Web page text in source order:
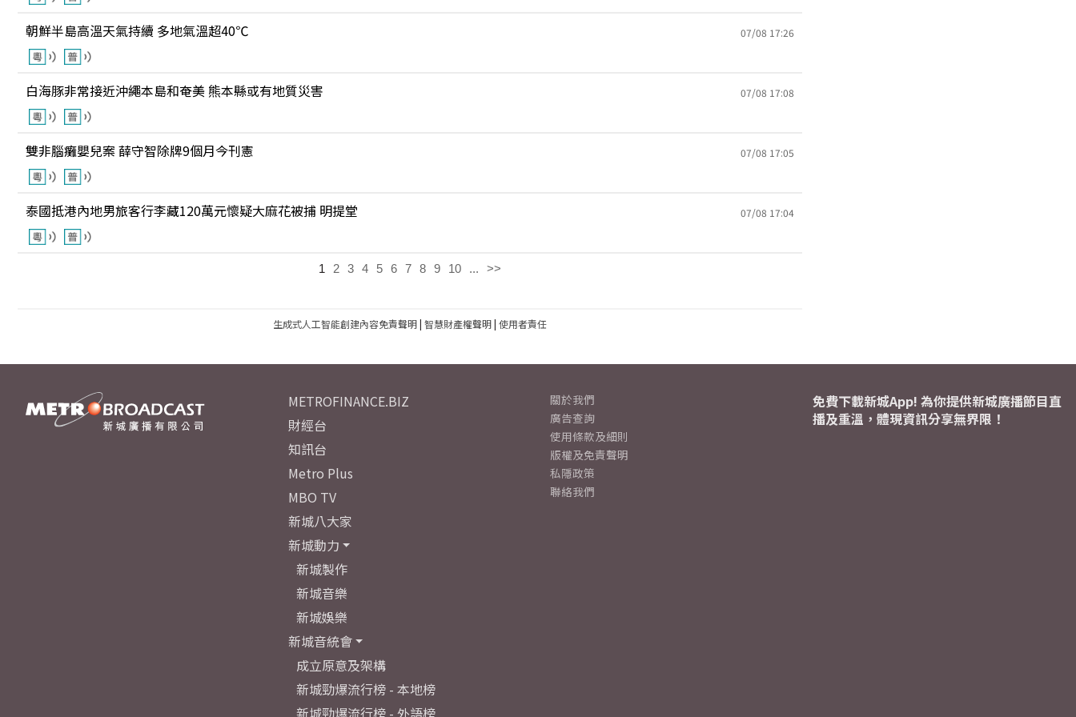
朝鮮半島高溫天氣持續 多地氣溫超40℃ 07/08 17:26
白海豚非常接近沖繩本島和奄美 熊本縣或有地質災害 07/08 17:08
雙非腦癱嬰兒案 薛守智除牌9個月今刊憲 07/08 17:05
泰國抵港內地男旅客行李藏120萬元懷疑大麻花被捕 明提堂 07/08 17:04
1 2 3 4 5 6 7 8 9 10 ... >>
生成式人工智能創建內容免責聲明| 智慧財產權聲明| 使用者責任
METROFINANCE.BIZ
財經台
知訊台
Metro Plus
MBO TV
新城八大家
新城動力
新城製作
新城音樂
新城娛樂
新城音統會
成立原意及架構
新城勁爆流行榜 - 本地榜
新城勁爆流行榜 - 外語榜
關於我們
廣告查詢
使用條款及細則
版權及免責聲明
私隱政策
聯絡我們
免費下載新城App! 為你提供新城廣播節目直
播及重溫，體現資訊分享無界限！